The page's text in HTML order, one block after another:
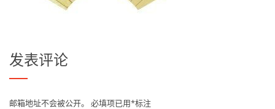
发表评论
邮箱地址不会被公开。 必填项已用*标注